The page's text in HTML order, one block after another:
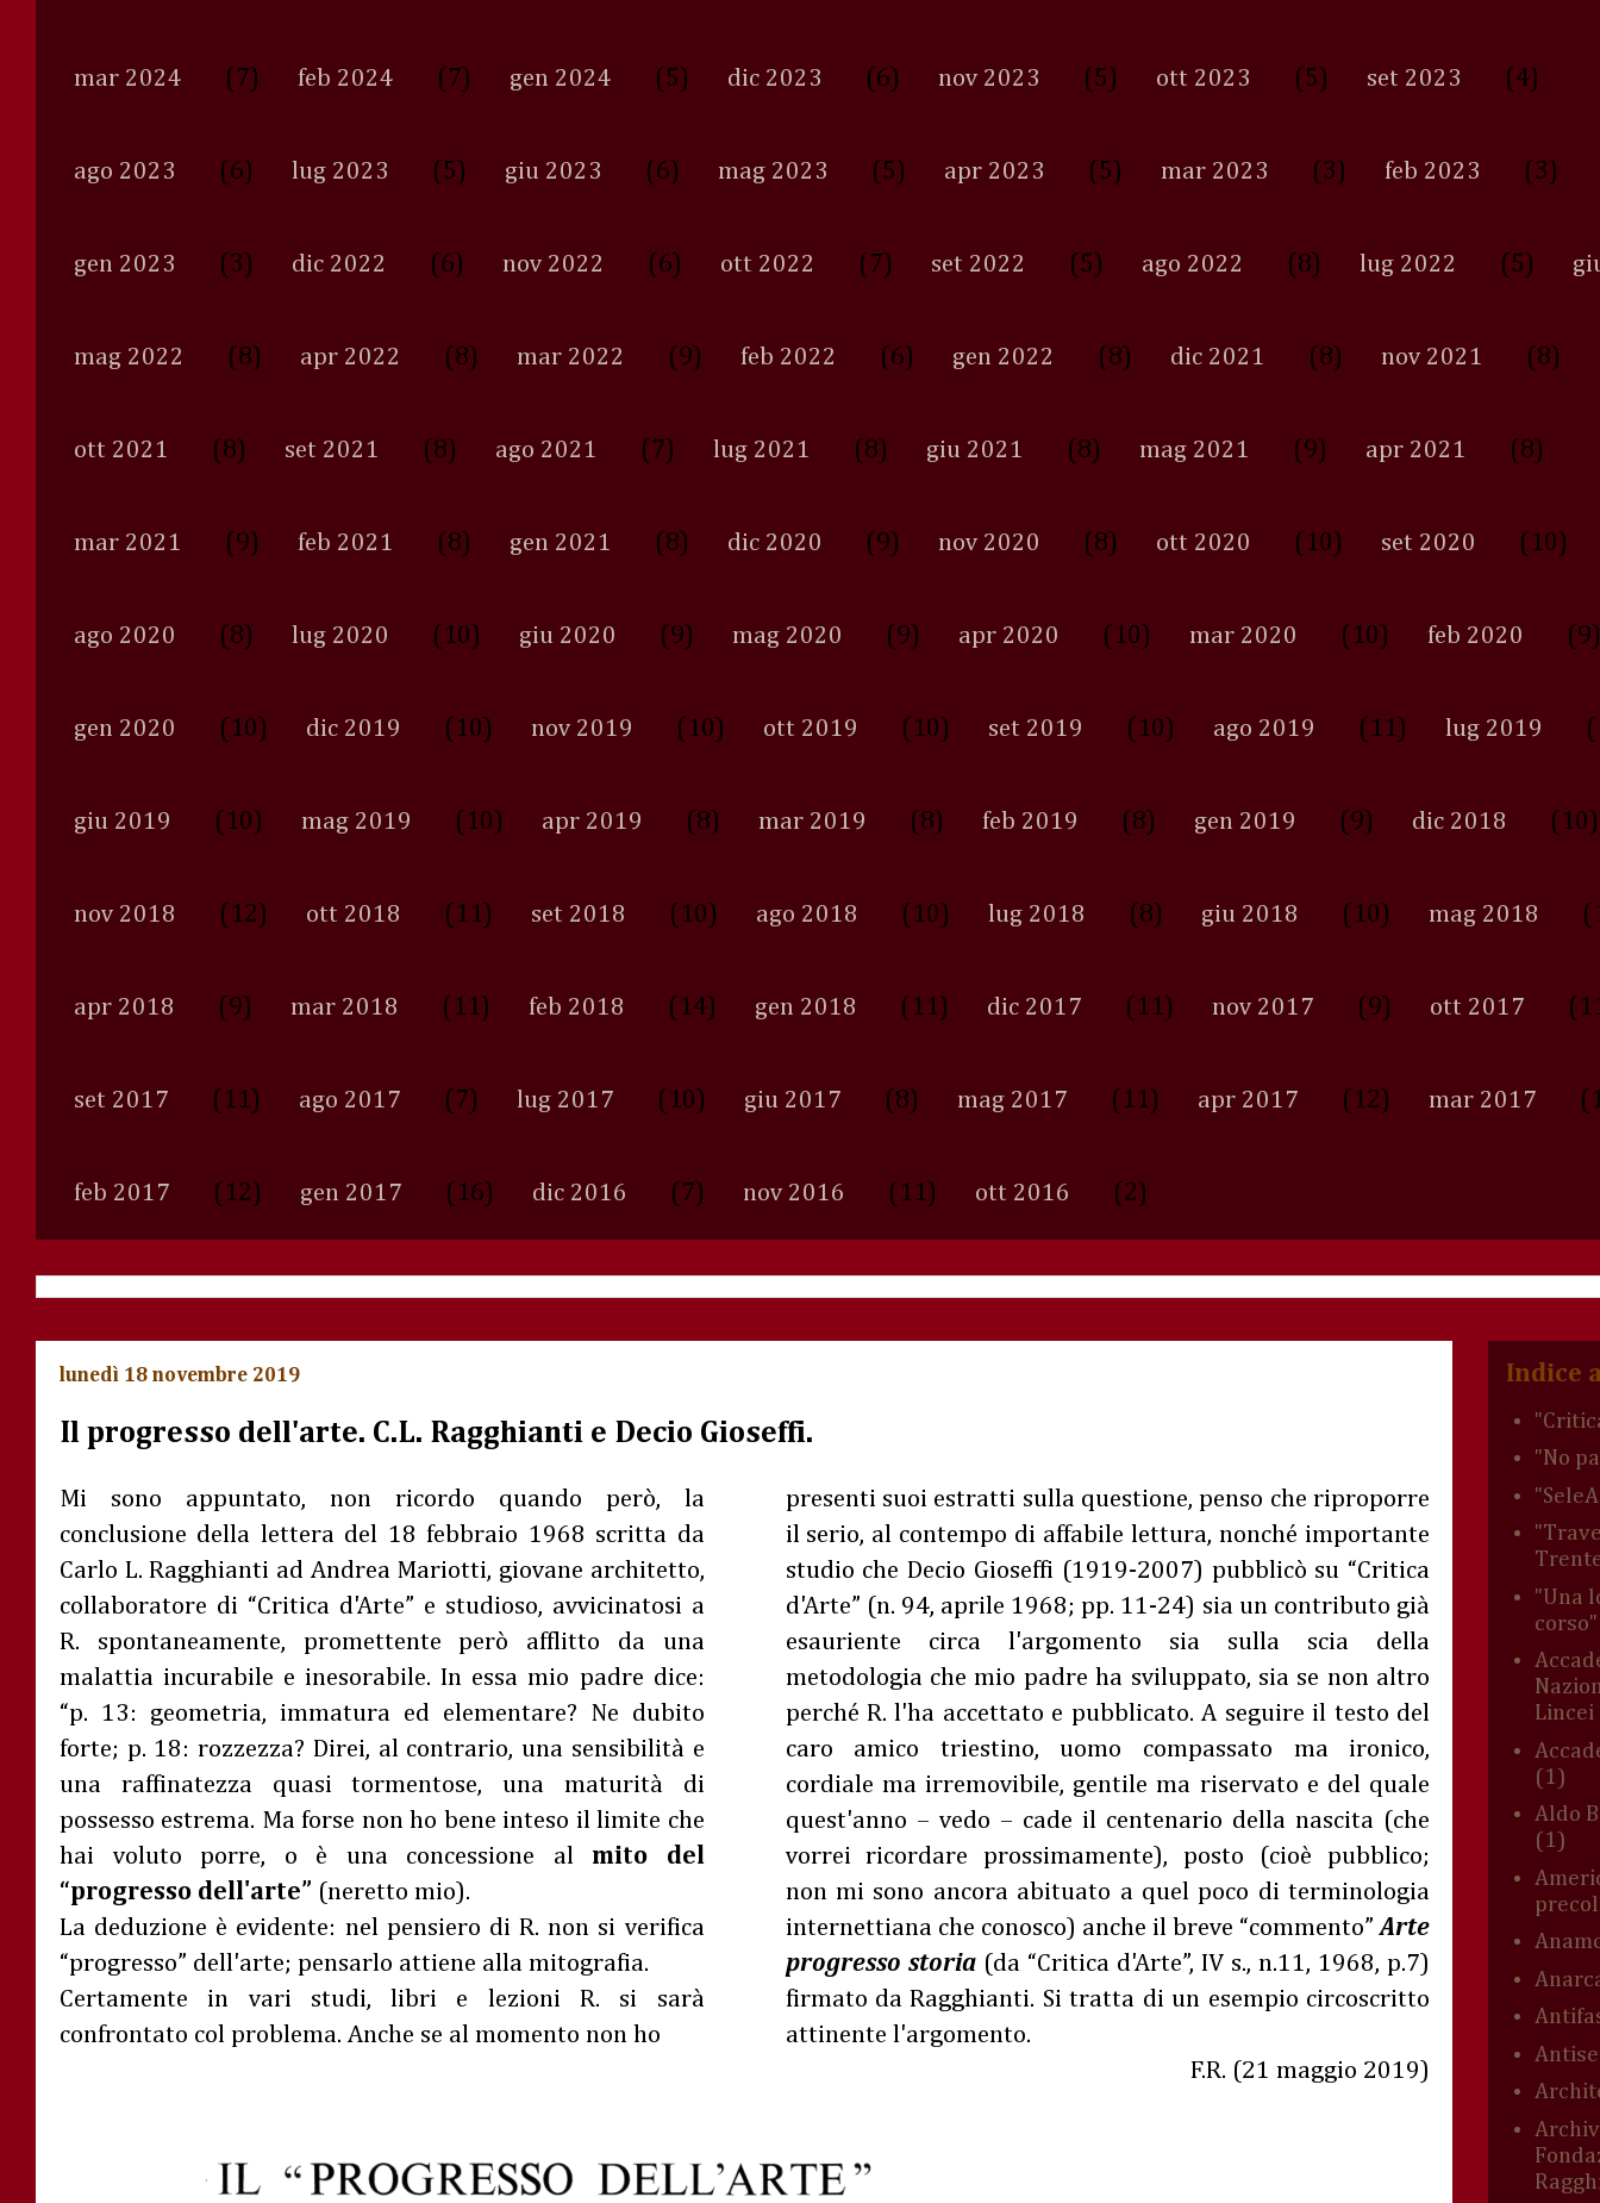
mar 2024 (7) feb 2024 (7) gen 2024 (5) dic 2023 (6) nov 2023 (5) ott 2023 (5) set 2023 (4)
ago 2023 (6) lug 2023 (5) giu 2023 (6) mag 2023 (5) apr 2023 (5) mar 2023 (3) feb 2023 (3)
gen 2023 (3) dic 2022 (6) nov 2022 (6) ott 2022 (7) set 2022 (5) ago 2022 (8) lug 2022 (5)
mag 2022 (8) apr 2022 (8) mar 2022 (9) feb 2022 (6) gen 2022 (8) dic 2021 (8) nov 2021 (8)
ott 2021 (8) set 2021 (8) ago 2021 (7) lug 2021 (8) giu 2021 (8) mag 2021 (9) apr 2021 (8)
mar 2021 (9) feb 2021 (8) gen 2021 (8) dic 2020 (9) nov 2020 (8) ott 2020 (10) set 2020 (10)
ago 2020 (8) lug 2020 (10) giu 2020 (9) mag 2020 (9) apr 2020 (10) mar 2020 (10) feb 2020 (9)
gen 2020 (10) dic 2019 (10) nov 2019 (10) ott 2019 (10) set 2019 (10) ago 2019 (11) lug 2019
giu 2019 (10) mag 2019 (10) apr 2019 (8) mar 2019 (8) feb 2019 (8) gen 2019 (9) dic 2018 (10)
nov 2018 (12) ott 2018 (11) set 2018 (10) ago 2018 (10) lug 2018 (8) giu 2018 (10) mag 2018
apr 2018 (9) mar 2018 (11) feb 2018 (14) gen 2018 (11) dic 2017 (11) nov 2017 (9) ott 2017
set 2017 (11) ago 2017 (7) lug 2017 (10) giu 2017 (8) mag 2017 (11) apr 2017 (12) mar 2017
feb 2017 (12) gen 2017 (16) dic 2016 (7) nov 2016 (11) ott 2016 (2)
lunedì 18 novembre 2019
Il progresso dell'arte. C.L. Ragghianti e Decio Gioseffi.
Mi sono appuntato, non ricordo quando però, la
conclusione della lettera del 18 febbraio 1968 scritta da
Carlo L. Ragghianti ad Andrea Mariotti, giovane architetto,
collaboratore di “Critica d'Arte” e studioso, avvicinatosi a
R. spontaneamente, promettente però afflitto da una
malattia incurabile e inesorabile. In essa mio padre dice:
“p. 13: geometria, immatura ed elementare? Ne dubito
forte; p. 18: rozzezza? Direi, al contrario, una sensibilità e
una raffinatezza quasi tormentose, una maturità di
possesso estrema. Ma forse non ho bene inteso il limite che
hai voluto porre, o è una concessione al mito del
“progresso dell'arte” (neretto mio).
La deduzione è evidente: nel pensiero di R. non si verifica
“progresso” dell'arte; pensarlo attiene alla mitografia.
Certamente in vari studi, libri e lezioni R. si sarà
confrontato col problema. Anche se al momento non ho
presenti suoi estratti sulla questione, penso che riproporre
il serio, al contempo di affabile lettura, nonché importante
studio che Decio Gioseffi (1919-2007) pubblicò su “Critica
d'Arte” (n. 94, aprile 1968; pp. 11-24) sia un contributo già
esauriente circa l'argomento sia sulla scia della
metodologia che mio padre ha sviluppato, sia se non altro
perché R. l'ha accettato e pubblicato. A seguire il testo del
caro amico triestino, uomo compassato ma ironico,
cordiale ma irremovibile, gentile ma riservato e del quale
quest'anno – vedo – cade il centenario della nascita (che
vorrei ricordare prossimamente), posto (cioè pubblico;
non mi sono ancora abituato a quel poco di terminologia
internettiana che conosco) anche il breve “commento”Arte
progresso storia (da “Critica d'Arte”, IV s., n.11, 1968, p.7)
firmato da Ragghianti. Si tratta di un esempio circoscritto
attinente l'argomento.
F.R. (21 maggio 2019)
Indice
"No
"Una
corso"
Lincei
(1)
Aldo
(1)